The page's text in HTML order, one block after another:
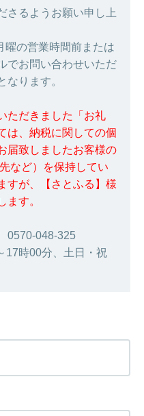
さるようお願い申し上
の営業時間前または
でお問い合わせいただ
なります。
ただきました「お礼
は、納税に関しての個
届致しましたお客様の
など）を保持してい
すが、【さとふる】様
ます。
0570-048-325
17時00分、土日・祝